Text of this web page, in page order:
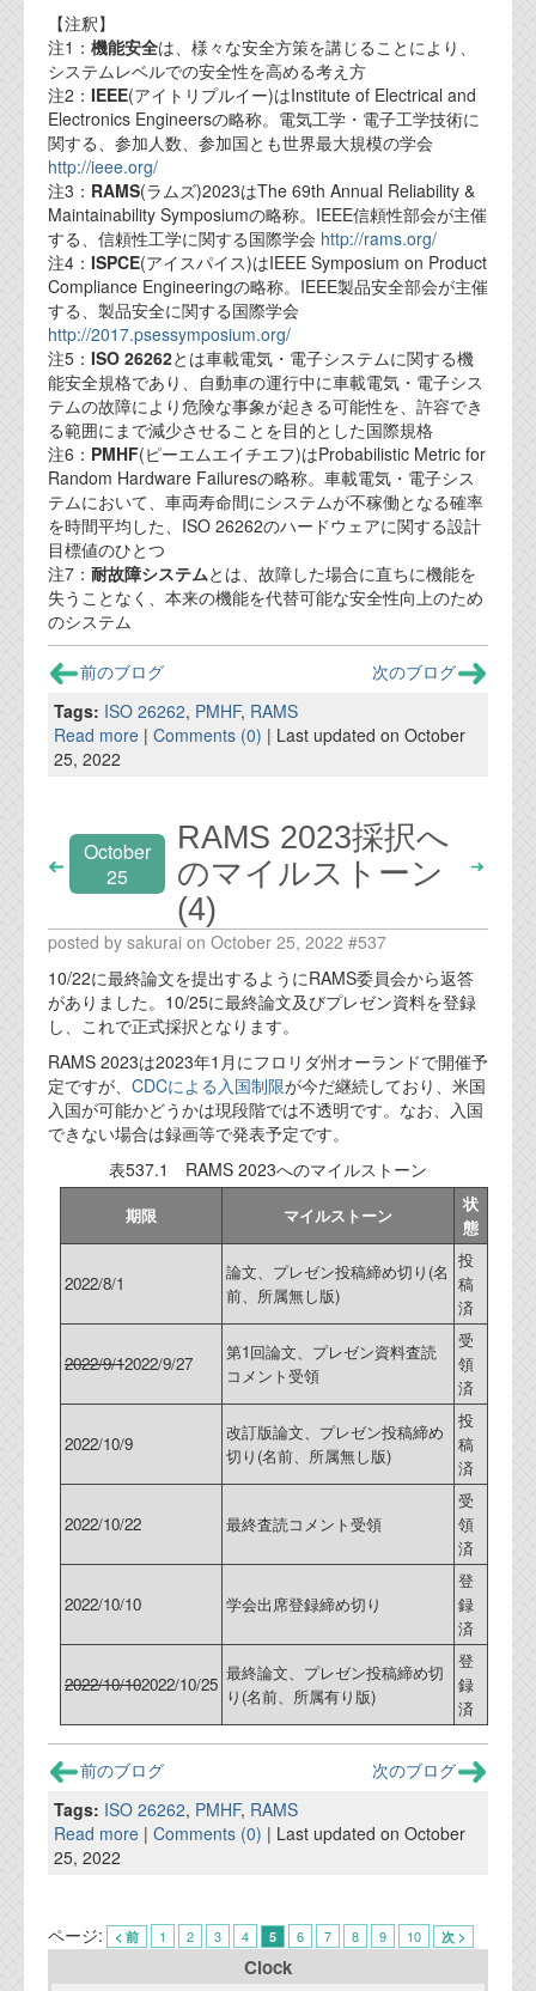
【注釈】
注1： 機能安全は、様々な安全方策を講じることにより、
システムレベルでの安全性を高める考え方
注2： IEEE(アイトリプルイー)はInstitute of Electrical and
Electronics Engineersの略称。電気工学・電子工学技術に
関する、参加人数、参加国とも世界最大規模の学会
http://ieee.org/
注3： RAMS(ラムズ)2023はThe 69th Annual Reliability &
Maintainability Symposiumの略称。IEEE信頼性部会が主催
する、信頼性工学に関する国際学会 http://rams.org/
注4： ISPCE(アイスパイス)はIEEE Symposium on Product
Compliance Engineeringの略称。IEEE製品安全部会が主催
する、製品安全に関する国際学会
http://2017.psessymposium.org/
注5： ISO 26262とは車載電気・電子システムに関する機
能安全規格であり、自動車の運行中に車載電気・電子シス
テムの故障により危険な事象が起きる可能性を、許容でき
る範囲にまで減少させることを目的とした国際規格
注6： PMHF(ピーエムエイチエフ)はProbabilistic Metric for
Random Hardware Failuresの略称。車載電気・電子シス
テムにおいて、車両寿命間にシステムが不稼働となる確率
を時間平均した、ISO 26262のハードウェアに関する設計
目標値のひとつ
注7： 耐故障システムとは、故障した場合に直ちに機能を
失うことなく、本来の機能を代替可能な安全性向上のため
のシステム
前のブログ
次のブログ
Tags: ISO 26262, PMHF, RAMS
Read more | Comments (0) | Last updated on October
25, 2022
October
25
RAMS 2023採択へ
のマイルストーン
(4)
posted by sakurai on October 25, 2022 #537
10/22に最終論文を提出するようにRAMS委員会から返答
がありました。10/25に最終論文及びプレゼン資料を登録
し、これで正式採択となります。
RAMS 2023は2023年1月にフロリダ州オーランドで開催予
定ですが、 CDCによる入国制限が今だ継続しており、米国
入国が可能かどうかは現段階では不透明です。なお、入国
できない場合は録画等で発表予定です。
表537.1 RAMS 2023へのマイルストーン
期限 マイルストーン
状
態
2022/8/1
論文、プレゼン投稿締め切り(名
前、所属無し版)
投
稿
済
2022/9/12022/9/27
第1回論文、プレゼン資料査読
コメント受領
受
領
済
2022/10/9
改訂版論文、プレゼン投稿締め
切り(名前、所属無し版)
投
稿
済
2022/10/22 最終査読コメント受領
受
領
済
2022/10/10 学会出席登録締め切り
登
録
済
2022/10/102022/10/25
最終論文、プレゼン投稿締め切
り(名前、所属有り版)
登
録
済
前のブログ
次のブログ
Tags: ISO 26262, PMHF, RAMS
Read more | Comments (0) | Last updated on October
25, 2022
ページ: < 前 1 2 3 4 5 6 7 8 9 10 次 >
Clock